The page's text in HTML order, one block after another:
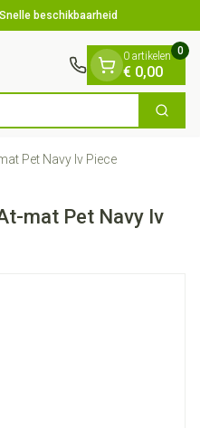
beschikbaarheid
Zoek
0 artikelen
€ 0,00
0
Pet Navy Iv Piece
mat Pet Navy Iv